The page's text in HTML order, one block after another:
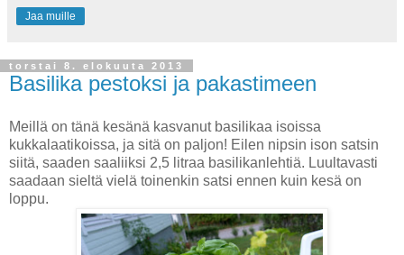
Jaa muille
torstai 8. elokuuta 2013
Basilika pestoksi ja pakastimeen
Meillä on tänä kesänä kasvanut basilikaa isoissa
kukkalaatikoissa, ja sitä on paljon! Eilen nipsin ison satsin
siitä, saaden saaliiksi 2,5 litraa basilikanlehtiä. Luultavasti
saadaan sieltä vielä toinenkin satsi ennen kuin kesä on
loppu.